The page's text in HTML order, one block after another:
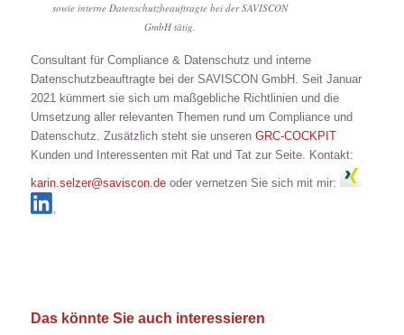
sowie interne Datenschutzbeauftragte bei der SAVISCON
GmbH tätig.
Consultant für Compliance & Datenschutz und interne
Datenschutzbeauftragte bei der SAVISCON GmbH. Seit Januar
2021 kümmert sie sich um maßgebliche Richtlinien und die
Umsetzung aller relevanten Themen rund um Compliance und
Datenschutz. Zusätzlich steht sie unseren GRC-COCKPIT
Kunden und Interessenten mit Rat und Tat zur Seite. Kontakt:
karin.selzer@saviscon.deoder vernetzen Sie sich mit mir:
Das könnte Sie auch interessieren